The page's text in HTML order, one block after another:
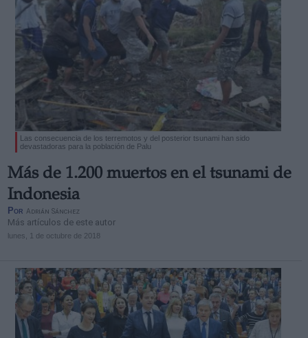
Las consecuencia de los terremotos y del posterior tsunami han sido
devastadoras para la población de Palu
Más de 1.200 muertos en el tsunami de
Indonesia
Por Adrián Sánchez
Más artículos de este autor
lunes, 1 de octubre de 2018
Legitimación:
Destinatarios:
Derechos:
Información adicional
link